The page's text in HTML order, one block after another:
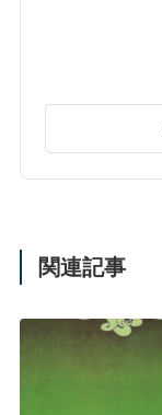
関連記事